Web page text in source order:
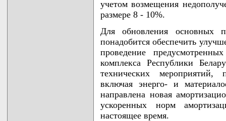
учетом возмещения
размере 8 - 10%.
Для обновления основных
понадобится обеспечить
проведение
комплекса Республики
технических
включая энерго- и
направлена новая
ускоренных норм
настоящее время.